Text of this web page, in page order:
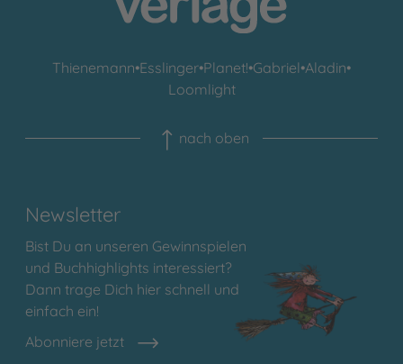
Thienemann•Esslinger•Planet!•Gabriel•Aladin•
Loomlight
nach oben
Newsletter
Bist Du an unseren Gewinnspielen
und Buchhighlights interessiert?
Dann trage Dich hier schnell und
einfach ein!
Abonniere jetzt